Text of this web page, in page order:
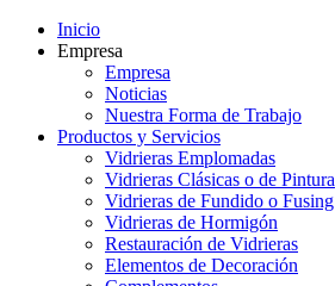
Inicio
Empresa
Empresa
Noticias
Nuestra Forma de Trabajo
Productos y Servicios
Vidrieras Emplomadas
Vidrieras Clásicas o de Pintura
Vidrieras de Fundido o Fusing
Vidrieras de Hormigón
Restauración de Vidrieras
Elementos de Decoración